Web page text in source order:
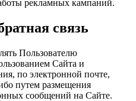
рекламных кампаний.
связь
Пользователю
Сайта и
по электронной почте,
путем размещения
сообщений на Сайте.